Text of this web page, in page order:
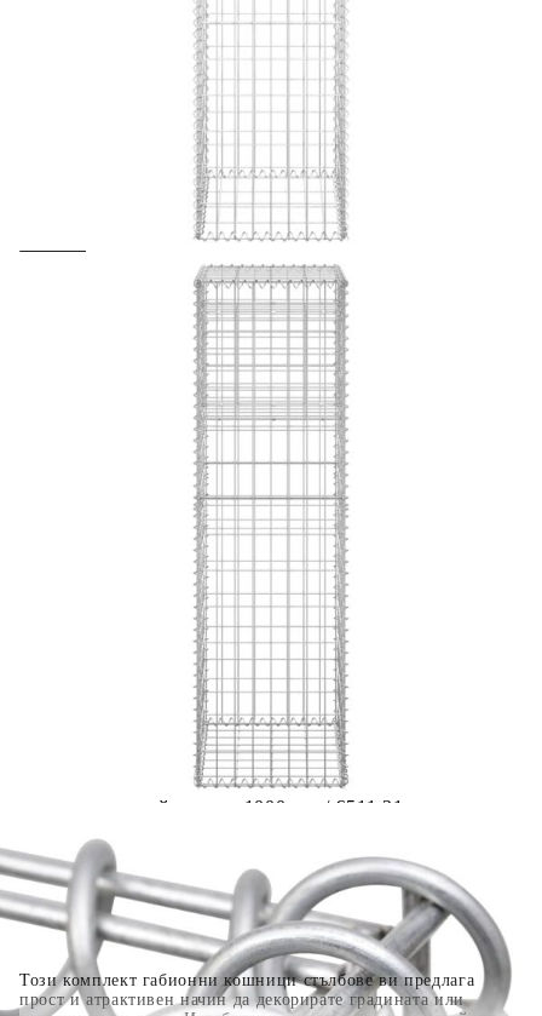
Този комплект габионни кошници стълбове ви предлага
прост и атрактивен начин да декорирате градината или
Acest tabel are caracter informativ. Adăugați produsul în
coșul de cumpărături unde veți putea selecta detaliile
Предоставената таблица е с информационна цел.
Добавете продукта в количката си с бутона "Добави в
количката" и при поръчка ще можете да изберете броя
Предоставената таблица е с информационна цел.
Добавете продукта в количката си с бутона "Добави в
количката" и при поръчка ще можете да изберете броя
Предоставената таблица е с информационна цел.
Добавете продукта в количката си с бутона "Добави в
количката" и при поръчка ще можете да изберете броя
Предоставената таблица е с информационна цел.
Добавете продукта в количката си с бутона "Добави в
количката" и при поръчка ще можете да изберете броя
Когато плащате с NewPay, всъщност NewPay плаща
поръчката Ви вместо Вас. Вие я получавате и
разполагате с три начина да я платите към тях:
Отложено до 30 дни от момента на изпращане на
поръчката без оскъпяване. За покупки на стойност до
Плащане на 4 вноски. Заплащате 20% от стойността на
поръчката си на момента с карта. Останалата сума се
разделя на 3 равни месечни вноски без оскъпяване. За
покупки на стойност до 1000 лв. / €511.31
разпределя в 6 равни месечни вноски с оскъпяване. За
покупки на стойност до 2000 лв. / €1022.61